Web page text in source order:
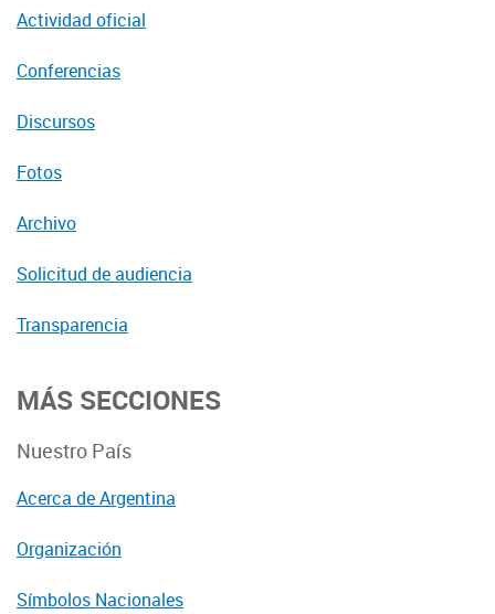
Actividad oficial
Conferencias
Discursos
Fotos
Archivo
Solicitud de audiencia
Transparencia
MÁS SECCIONES
Nuestro País
Acerca de Argentina
Organización
Símbolos Nacionales